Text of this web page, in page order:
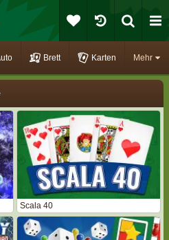
Mehr
Brett Karten
Scala 40